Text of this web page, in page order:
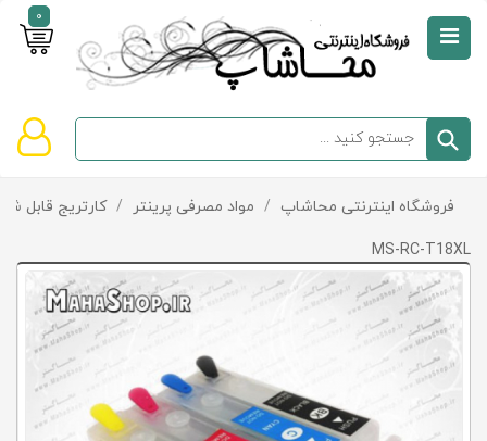
0
صفحه
دسته‌بندی
تخفیف‌ها
و
پیشنهادها
تماس
سبد
خالی
است
فروشگاه اینترنتی محاشاپ / مواد مصرفی پرینتر / کارتریج قابل
MS-RC-T18XL